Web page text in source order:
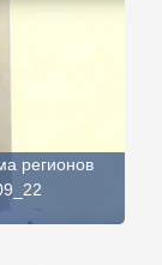
регионов